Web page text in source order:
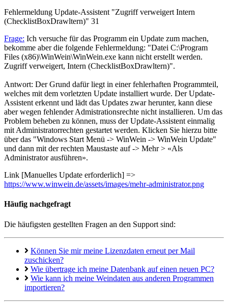
Fehlermeldung Update-Assistent "Zugriff verweigert Intern
(ChecklistBoxDrawltern)" 31
Frage: Ich versuche für das Programm ein Update zum machen,
bekomme aber die folgende Fehlermeldung: "Datei C:\Program
Files (x86)\WinWein\WinWein.exe kann nicht erstellt werden.
Zugriff verweigert, Intern (ChecklistBoxDrawltern)".
Antwort: Der Grund dafür liegt in einer fehlerhaften Programmteil,
welches mit dem vorletzten Update installiert wurde. Der Update-
Assistent erkennt und lädt das Updates zwar herunter, kann diese
aber wegen fehlender Admistrationsrechte nicht installieren. Um das
Problem beheben zu können, muss der Update-Assistent einmalig
mit Administratorrechten gestartet werden. Klicken Sie hierzu bitte
über das "Windows Start Menü -> WinWein -> WinWein Update"
und dann mit der rechten Maustaste auf -> Mehr > «Als
Administrator ausführen».
Link [Manuelles Update erforderlich] =>
https://www.winwein.de/assets/images/mehr-administrator.png
Häufig nachgefragt
Die häufigsten gestellten Fragen an den Support sind:
Können Sie mir meine Lizenzdaten erneut per Mail
zuschicken?
Wie übertrage ich meine Datenbank auf einen neuen PC?
Wie kann ich meine Weindaten aus anderen Programmen
importieren?